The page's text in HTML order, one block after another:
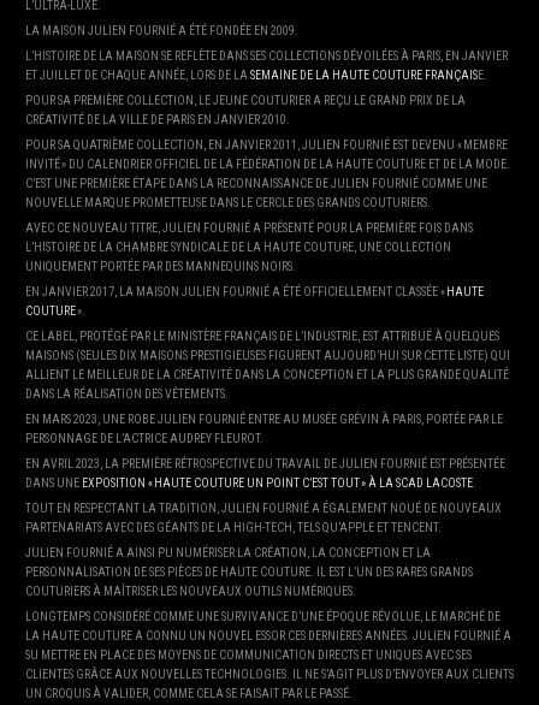
L’ULTRA-LUXE.
LA MAISON JULIEN FOURNIÉ A ÉTÉ FONDÉE EN 2009.
L’HISTOIRE DE LA MAISON SE REFLÈTE DANS SES COLLECTIONS DÉVOILÉES À PARIS, EN JANVIER
ET JUILLET DE CHAQUE ANNÉE, LORS DE LA SEMAINE DE LA HAUTE COUTURE FRANÇAISE.
POUR SA PREMIÈRE COLLECTION, LE JEUNE COUTURIER A REÇU LE GRAND PRIX DE LA
CRÉATIVITÉ DE LA VILLE DE PARIS EN JANVIER 2010.
POUR SA QUATRIÈME COLLECTION, EN JANVIER 2011, JULIEN FOURNIÉ EST DEVENU « MEMBRE
INVITÉ » DU CALENDRIER OFFICIEL DE LA FÉDÉRATION DE LA HAUTE COUTURE ET DE LA MODE.
C’EST UNE PREMIÈRE ÉTAPE DANS LA RECONNAISSANCE DE JULIEN FOURNIÉ COMME UNE
NOUVELLE MARQUE PROMETTEUSE DANS LE CERCLE DES GRANDS COUTURIERS.
AVEC CE NOUVEAU TITRE, JULIEN FOURNIÉ A PRÉSENTÉ POUR LA PREMIÈRE FOIS DANS
L’HISTOIRE DE LA CHAMBRE SYNDICALE DE LA HAUTE COUTURE, UNE COLLECTION
UNIQUEMENT PORTÉE PAR DES MANNEQUINS NOIRS.
EN JANVIER 2017, LA MAISON JULIEN FOURNIÉ A ÉTÉ OFFICIELLEMENT CLASSÉE «HAUTE
COUTURE».
CE LABEL, PROTÉGÉ PAR LE MINISTÈRE FRANÇAIS DE L’INDUSTRIE, EST ATTRIBUÉ À QUELQUES
MAISONS (SEULES DIX MAISONS PRESTIGIEUSES FIGURENT AUJOURD’HUI SUR CETTE LISTE) QUI
ALLIENT LE MEILLEUR DE LA CRÉATIVITÉ DANS LA CONCEPTION ET LA PLUS GRANDE QUALITÉ
DANS LA RÉALISATION DES VÊTEMENTS.
EN MARS 2023, UNE ROBE JULIEN FOURNIÉ ENTRE AU MUSÉE GRÉVIN À PARIS, PORTÉE PAR LE
PERSONNAGE DE L’ACTRICE AUDREY FLEUROT.
EN AVRIL 2023, LA PREMIÈRE RÉTROSPECTIVE DU TRAVAIL DE JULIEN FOURNIÉ EST PRÉSENTÉE
DANS UNE EXPOSITION « HAUTE COUTURE UN POINT C’EST TOUT » À LA SCAD LACOSTE.
TOUT EN RESPECTANT LA TRADITION, JULIEN FOURNIÉ A ÉGALEMENT NOUÉ DE NOUVEAUX
PARTENARIATS AVEC DES GÉANTS DE LA HIGH-TECH, TELS QU’APPLE ET TENCENT.
JULIEN FOURNIÉ A AINSI PU NUMÉRISER LA CRÉATION, LA CONCEPTION ET LA
PERSONNALISATION DE SES PIÈCES DE HAUTE COUTURE. IL EST L’UN DES RARES GRANDS
COUTURIERS À MAÎTRISER LES NOUVEAUX OUTILS NUMÉRIQUES.
LONGTEMPS CONSIDÉRÉ COMME UNE SURVIVANCE D’UNE ÉPOQUE RÉVOLUE, LE MARCHÉ DE
LA HAUTE COUTURE A CONNU UN NOUVEL ESSOR CES DERNIÈRES ANNÉES. JULIEN FOURNIÉ A
SU METTRE EN PLACE DES MOYENS DE COMMUNICATION DIRECTS ET UNIQUES AVEC SES
CLIENTES GRÂCE AUX NOUVELLES TECHNOLOGIES. IL NE S’AGIT PLUS D’ENVOYER AUX CLIENTS
UN CROQUIS À VALIDER, COMME CELA SE FAISAIT PAR LE PASSÉ.